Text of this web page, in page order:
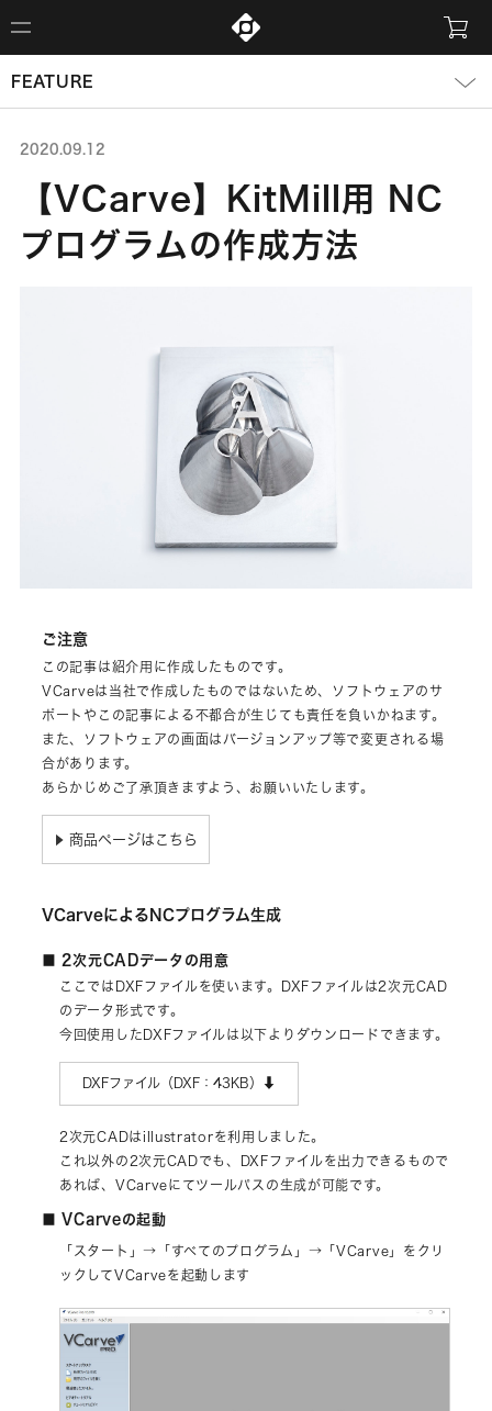
FEATURE
2020.09.12
【VCarve】KitMill用 NC
プログラムの作成方法
ご注意
この記事は紹介用に作成したものです。
VCarveは当社で作成したものではないため、ソフトウェアのサ
ポートやこの記事による不都合が生じても責任を負いかねます。
また、ソフトウェアの画面はバージョンアップ等で変更される場
合があります。
あらかじめご了承頂きますよう、お願いいたします。
▶ 商品ページはこちら
VCarveによるNCプログラム生成
■ 2次元CADデータの用意
ここではDXFファイルを使います。DXFファイルは2次元CAD
のデータ形式です。
今回使用したDXFファイルは以下よりダウンロードできます。
DXFファイル（DXF：43KB）⬇︎
2次元CADはillustratorを利用しました。
これ以外の2次元CADでも、DXFファイルを出力できるもので
あれば、VCarveにてツールパスの生成が可能です。
■ VCarveの起動
「スタート」→「すべてのプログラム」→「VCarve」をクリ
ックしてVCarveを起動します